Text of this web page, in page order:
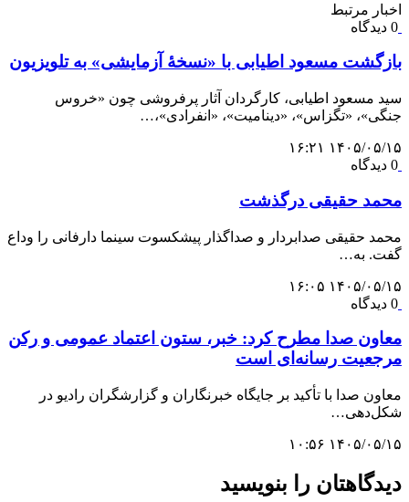
اخبار مرتبط
0 دیدگاه
بازگشت مسعود اطیابی با «نسخهٔ آزمایشی» به تلویزیون
سید مسعود اطیابی، کارگردان آثار پرفروشی چون «خروس
جنگی»، «تگزاس»، «دینامیت»، «انفرادی»،…
۱۴۰۵/۰۵/۱۵ ۱۶:۲۱
0 دیدگاه
محمد حقیقی درگذشت
محمد حقیقی صدابردار و صداگذار پیشکسوت سینما دارفانی را وداع
گفت. به…
۱۴۰۵/۰۵/۱۵ ۱۶:۰۵
0 دیدگاه
معاون صدا مطرح کرد: خبر، ستون اعتماد عمومی و رکن
مرجعیت رسانه‌ای است
معاون صدا با تأکید بر جایگاه خبرنگاران و گزارشگران رادیو در
شکل‌دهی…
۱۴۰۵/۰۵/۱۵ ۱۰:۵۶
دیدگاهتان را بنویسید